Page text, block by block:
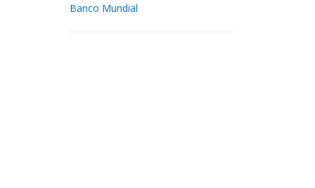
Banco Mundial